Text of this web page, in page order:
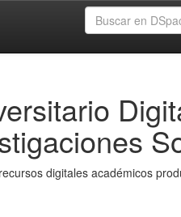
digitales académicos